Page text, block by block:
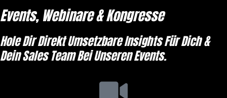
Events, Webinare & Kongresse
Hole Dir Direkt Umsetzbare Insights Für Dich &
Dein Sales Team Bei Unseren Events.